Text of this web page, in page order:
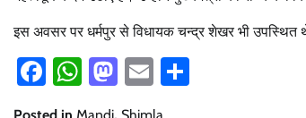
इस अवसर पर धर्मपुर से विधायक चन्द्र शेखर भी उपस्थित
Facebook
WhatsApp
Mastodon
Email